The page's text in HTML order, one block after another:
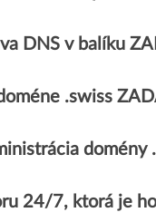
DNS v balíku
.swiss
domény
24/7, ktorá je